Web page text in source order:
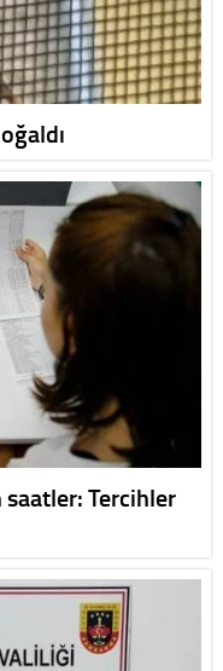
Tercihler